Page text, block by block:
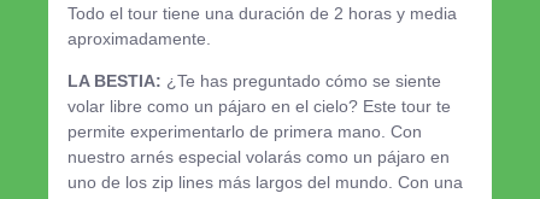
Todo el tour tiene una duración de 2 horas y media
aproximadamente.
LA BESTIA: ¿Te has preguntado cómo se siente
volar libre como un pájaro en el cielo? Este tour te
permite experimentarlo de primera mano. Con
nuestro arnés especial volarás como un pájaro en
uno de los zip lines más largos del mundo. Con una